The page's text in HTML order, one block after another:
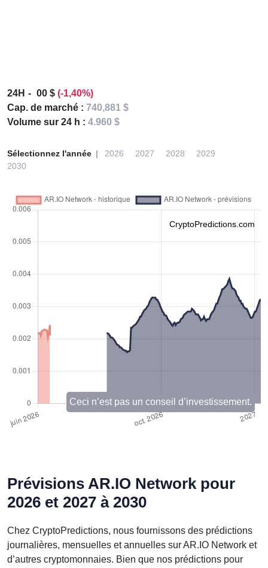
24H 00 $ (-1,40%)
Cap. de marché : 740,881 $
Volume sur 24 h : 4.960 $
Sélectionnez l'année 2026 2027 2028
2029
2030
CryptoPredictions.com
Ceci n’est pas un conseil d’investissement.
Prévisions AR.IO Network pour
2026 et 2027 à 2030
Chez CryptoPredictions, nous fournissons des prédictions
journalières, mensuelles et annuelles sur AR.IO Network et
d’autres cryptomonnaies. Bien que nos prédictions pour